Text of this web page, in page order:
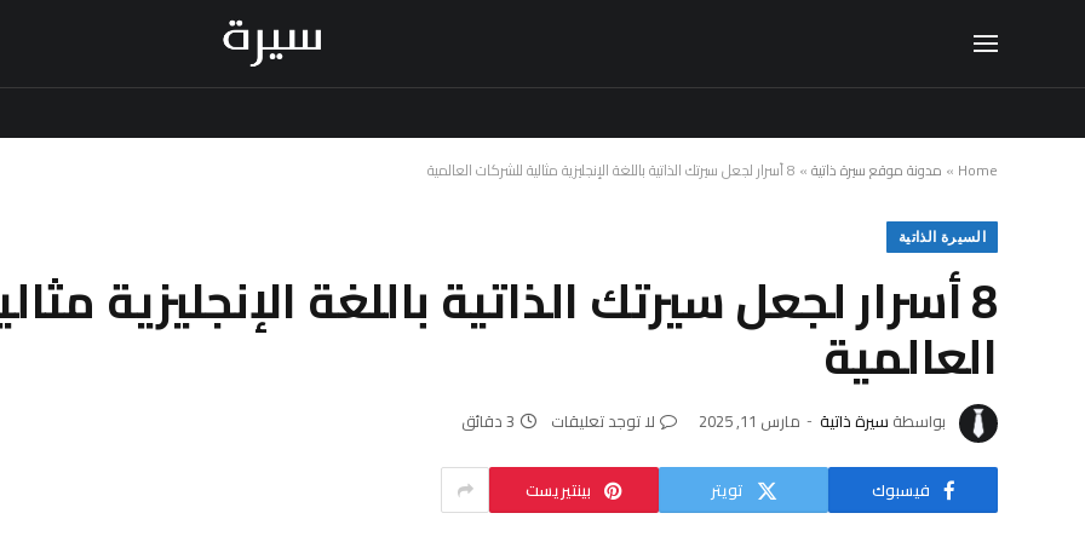
Home
» مدونة موقع سيرة ذاتية» 8 أسرار لجعل سيرتك الذاتية باللغة الإنجليزية مثالية للشركات العالمية
السيرة الذاتية
8 أسرار لجعل سيرتك الذاتية باللغة الإنجليزية
العالمية
بواسطة سيرة ذاتية مارس 11, 2025 لا توجد تعليقات 3 دقائق
فيسبوك تويتر بينتيريست